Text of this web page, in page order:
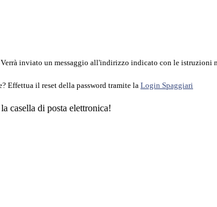
Verrà inviato un messaggio all'indirizzo indicato con le istruzioni
Effettua il reset della password tramite la Login Spaggiari
casella di posta elettronica!